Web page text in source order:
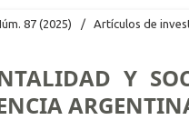
87 (2025) / Artículos de
Y